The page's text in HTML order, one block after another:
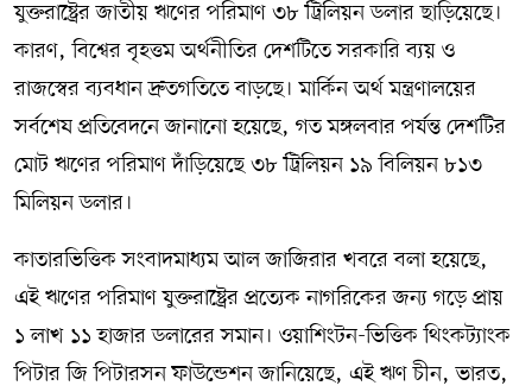
যুক্তরাষ্ট্রের জাতীয় ঋণের পরিমাণ ৩৮ ট্রিলিয়ন ডলার ছাড়িয়েছে।
কারণ, বিশ্বের বৃহত্তম অর্থনীতির দেশটিতে সরকারি ব্যয় ও
রাজস্বের ব্যবধান দ্রুতগতিতে বাড়ছে। মার্কিন অর্থ মন্ত্রণালয়ের
সর্বশেষ প্রতিবেদনে জানানো হয়েছে, গত মঙ্গলবার পর্যন্ত দেশটির
মোট ঋণের পরিমাণ দাঁড়িয়েছে ৩৮ ট্রিলিয়ন ১৯ বিলিয়ন ৮১৩
মিলিয়ন ডলার।
কাতারভিত্তিক সংবাদমাধ্যম আল জাজিরার খবরে বলা হয়েছে,
এই ঋণের পরিমাণ যুক্তরাষ্ট্রের প্রত্যেক নাগরিকের জন্য গড়ে প্রায়
১ লাখ ১১ হাজার ডলারের সমান। ওয়াশিংটন-ভিত্তিক থিংকট্যাংক
পিটার জি পিটারসন ফাউন্ডেশন জানিয়েছে, এই ঋণ চীন, ভারত,